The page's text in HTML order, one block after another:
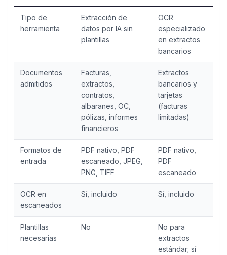
Tipo de
herramienta
Extracción de
datos por IA sin
plantillas
OCR
especializado
en extractos
bancarios
Documentos
admitidos
Facturas,
extractos,
contratos,
albaranes, OC,
pólizas, informes
financieros
Extractos
bancarios y
tarjetas
(facturas
limitadas)
Formatos de
entrada
PDF nativo, PDF
escaneado, JPEG,
PNG, TIFF
PDF nativo,
PDF
escaneado
OCR en
escaneados
Sí, incluido Sí, incluido
Plantillas
necesarias
No
No para
extractos
estándar; sí